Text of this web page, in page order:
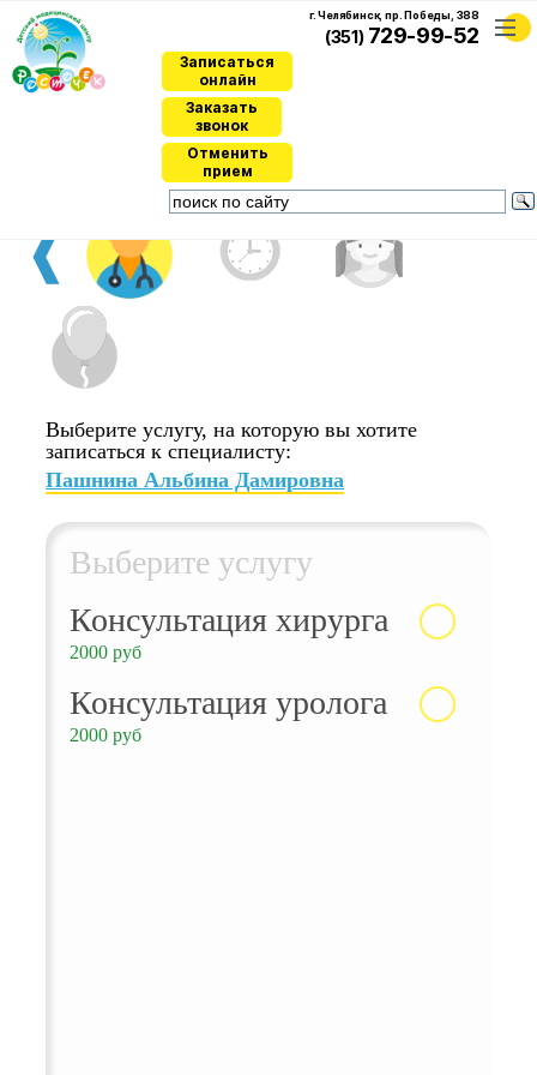
Записаться
онлайн
Заказать
звонок
Отменить
прием
г. Челябинск, пр. Победы, 388
(351) 729-99-52
Записаться онлайн
❰
Выберите услугу, на которую вы хотите
записаться к специалисту:
Пашнина Альбина Дамировна
Выберите услугу
Консультация хирурга
2000 руб
Консультация уролога
2000 руб